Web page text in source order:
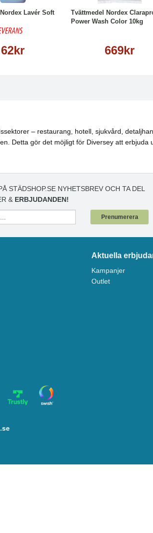
Lavér Soft
62kr
Tvättmedel Nordex
Power Wash Color 10kg
669kr
– restaurang, hotell, sjukvård,
Detta gör det möjligt för Diversey att erbjuda
STÄDSHOP.SE NYHETSBREV OCH TA DEL
& ERBJUDANDEN!
Prenumerera
Aktuella
Kampanjer
Outlet